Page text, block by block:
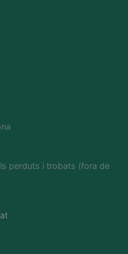
perduts i trobats (fora de